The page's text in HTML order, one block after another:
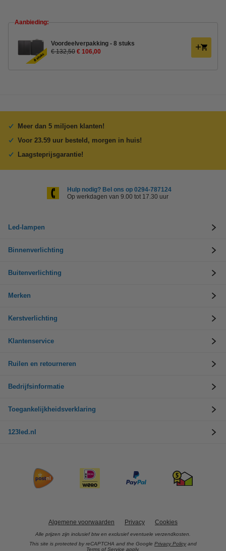
Aanbieding:
Voordeelverpakking - 8 stuks
€ 132,50 € 106,00
Meer dan 5 miljoen klanten!
Voor 23.59 uur besteld, morgen in huis!
Laagsteprijsgarantie!
Hulp nodig? Bel ons op 0294-787124
Op werkdagen van 9.00 tot 17.30 uur
Led-lampen
Binnenverlichting
Buitenverlichting
Merken
Kerstverlichting
Klantenservice
Ruilen en retourneren
Bedrijfsinformatie
Toegankelijkheidsverklaring
123led.nl
Algemene voorwaarden Privacy Cookies
Alle prijzen zijn inclusief btw en exclusief eventuele verzendkosten.
This site is protected by reCAPTCHA and the Google Privacy Policy and
Terms of Service apply.